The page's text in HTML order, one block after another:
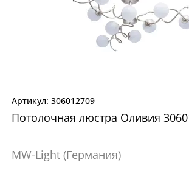
306012709
Потолочная люстра Оливия
MW-Light (Германия)